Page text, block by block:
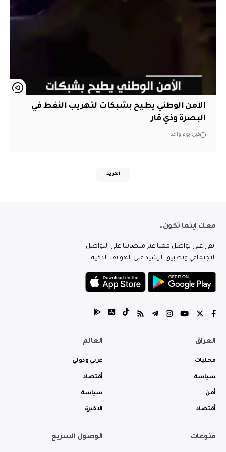
الأمن الوطني يطيح بشبكات لتهريب النفط في
البصرة وذي قار
قبل يوم واحد
المزيد
معك اينما تكون..
ابقى على تواصل معنا عبر منصاتنا على التواصل
الاجتماعي وتطبيق الرشيد على الهواتف الذكية.
العراق
محليات
سياسة
أمن
أقتصاد
العالم
عربي ودولي
أقتصاد
سياسة
الاخيرة
منوعات الوصول السريع